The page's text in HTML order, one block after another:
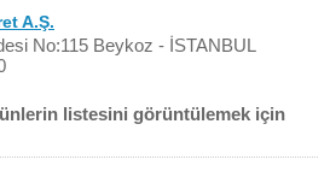
A.Ş.
No:115 Beykoz - İSTANBUL
listesini görüntülemek için